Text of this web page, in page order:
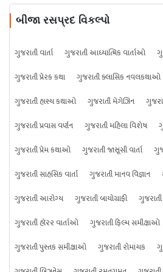
બીજા રસપ્રદ વિકલ્પો
ગુજરાતી વાર્તા ગુજરાતી આધ્યાત્મિક વાર્તાઓ
ગુજરાતી પ્રેરક કથા
ગુજરાતી ક્લાસિક નવલકથાઓ
ગુજરાતી હાસ્ય કથાઓ
ગુજરાતી મેગેઝિન
ગુજરાતી પ્રવાસ વર્ણન
ગુજરાતી મહિલા વિશેષ
ગુજરાતી પ્રેમ કથાઓ
ગુજરાતી જાસૂસી વાર્તા
ગુજરાતી સાહસિક વાર્તા
ગુજરાતી માનવ વિજ્ઞાન
ગુજરાતી આરોગ્ય
ગુજરાતી બાયોગ્રાફી
ગુજરાતી હૉરર વાર્તાઓ
ગુજરાતી ફિલ્મ સમીક્ષાઓ
ગુજરાતી પુસ્તક સમીક્ષાઓ
ગુજરાતી રોમાંચક